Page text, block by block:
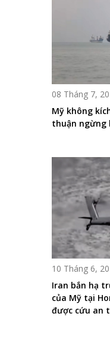
08 Tháng 7,
Mỹ không
thuận ngừng
10 Tháng 6,
Iran bắn hạ
của Mỹ tại
được cứu an